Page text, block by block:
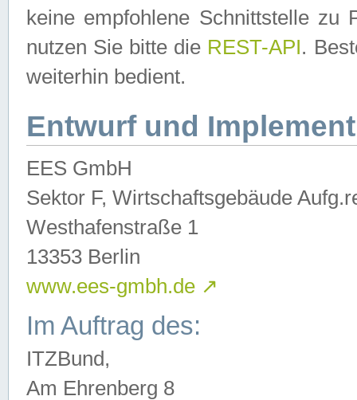
keine empfohlene Schnittstelle zu
nutzen Sie bitte die REST-API.
weiterhin bedient.
Entwurf und
EES GmbH
Sektor F, Wirtschaftsgebäude
Westhafenstraße 1
13353 Berlin
www.ees-gmbh.de ↗
Im Auftrag des:
ITZBund,
Am Ehrenberg 8